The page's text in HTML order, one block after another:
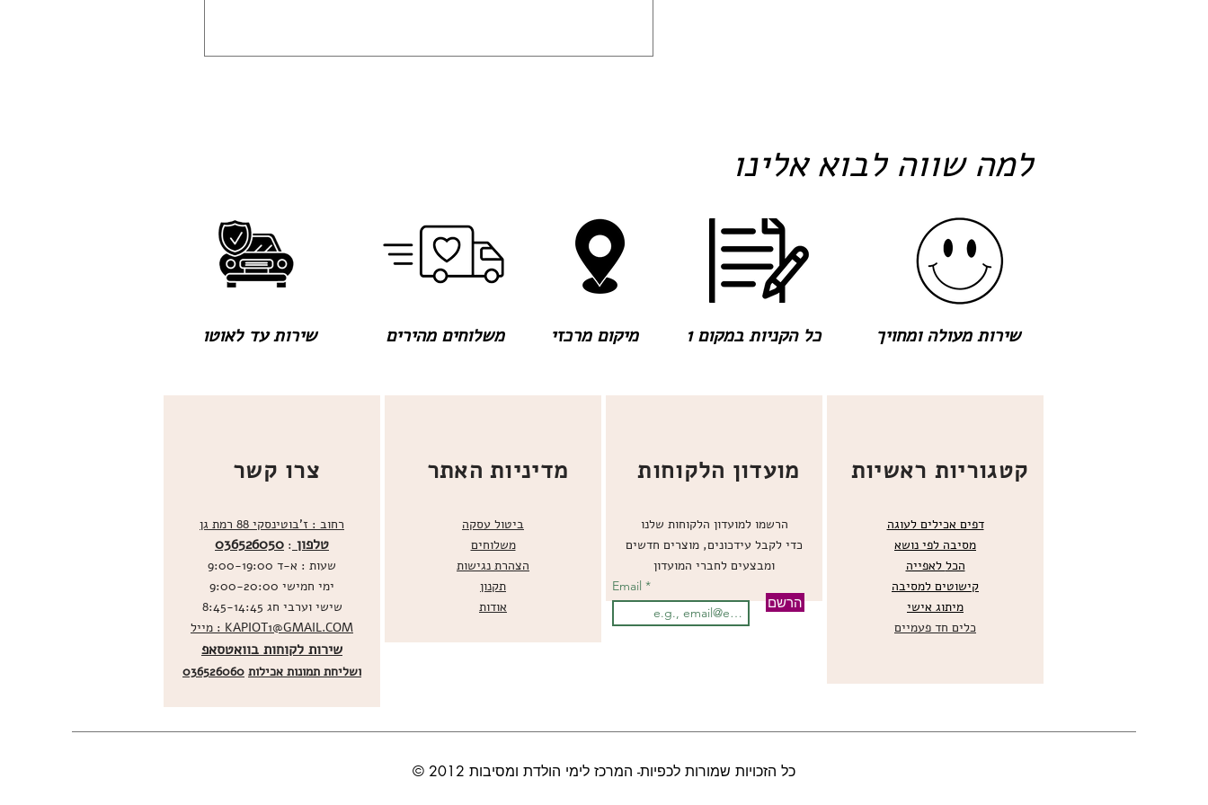
שירות עד לאוטו משלוחים מהירים
למה שווה לבוא אלינו
מיקום מרכזי כל הקניות במקום 1 שירות מעולה ומחויך
צרו קשר
רחוב : ז'בוטינסקי 88 רמת גן
טלפון :
036526050
שעות : א-ד 9:00-19:00
ימי חמישי 9:00-20:00
שישי וערבי חג 8:45-14:45
מייל : KAPIOT1@GMAIL.COM
שירות לקוחות בוואטסאפ
ושליחת תמונות אכילות 036526060
מדיניות האתר
ביטול עסקה
משלוחים
הצהרת נגישות
תקנון
אודות
מועדון הלקוחות
הרשמו למועדון הלקוחות שלנו
כדי לקבל עידכונים, מוצרים חדשים
ומבצעים לחברי המועדון
קטגוריות ראשיות
דפים אכילים לעוגה
מסיבה לפי נושא
הכל לאפייה
קישוטים למסיבה
מיתוג אישי
כלים חד פעמיים
Email
הרשם
© כל הזכויות שמורות לכפיות- המרכז לימי הולדת ומסיבות 2012